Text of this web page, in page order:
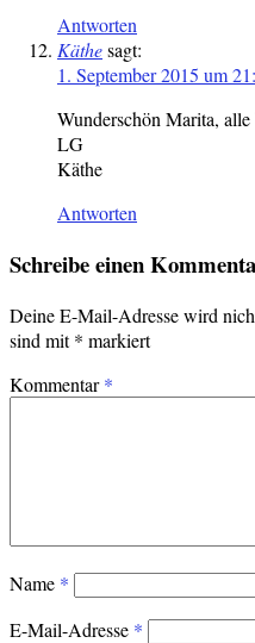
Antworten
Käthesagt:
1. September 2015 um
Wunderschön Marita, alle
LG
Käthe
Antworten
Schreibe einen
Deine E-Mail-Adresse wird
sind mit* markiert
Kommentar*
Name *
E-Mail-Adresse *